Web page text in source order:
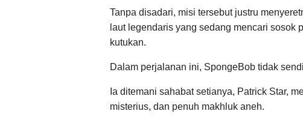
Tanpa disadari, misi tersebut justru
laut legendaris yang sedang mencari sosok
kutukan.
Dalam perjalanan ini, SpongeBob tidak
Ia ditemani sahabat setianya, Patrick Star,
misterius, dan penuh makhluk aneh.